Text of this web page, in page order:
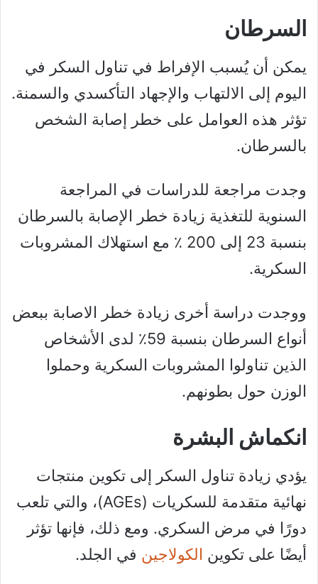
السرطان
يمكن أن يُسبب الإفراط في تناول السكر في
اليوم إلى الالتهاب والإجهاد التأكسدي والسمنة.
تؤثر هذه العوامل على خطر إصابة الشخص
بالسرطان.
وجدت مراجعة للدراسات في المراجعة
السنوية للتغذية زيادة خطر الإصابة بالسرطان
بنسبة 23 إلى 200 ٪ مع استهلاك المشروبات
السكرية.
ووجدت دراسة أخرى زيادة خطر الاصابة ببعض
أنواع السرطان بنسبة 59٪ لدى الأشخاص
الذين تناولوا المشروبات السكرية وحملوا
الوزن حول بطونهم.
انكماش البشرة
يؤدي زيادة تناول السكر إلى تكوين منتجات
نهائية متقدمة للسكريات (AGEs)، والتي تلعب
دورًا في مرض السكري. ومع ذلك، فإنها تؤثر
أيضًا على تكوين الكولاجين في الجلد.